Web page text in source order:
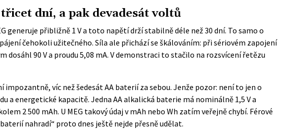
dní, a pak devadesát voltů
generuje přibližně 1 V a toto napětí drží stabilně déle než 30 dní. To samo o
čehokoli užitečného. Síla ale přichází se škálováním: při sériovém zapojení
dosáhl 90 V a proudu 5,08 mA. V demonstraci to stačilo na rozsvícení řetězu
impozantně, víc než šedesát AA baterií za sebou. Jenže pozor: není to jen o
a energetické kapacitě. Jedna AA alkalická baterie má nominálně 1,5 V a
2 500 mAh. U MEG takový údaj v mAh nebo Wh zatím veřejně chybí. Férové
nahradí“ proto dnes ještě nejde přesně udělat.